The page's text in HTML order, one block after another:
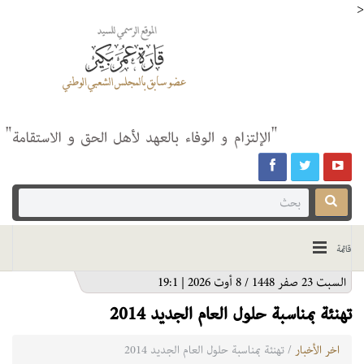
>
قائمة
السبت 23 صفر 1448 / 8 أوت 2026 | 19:1
تهنئة بمناسبة حلول العام الجديد 2014
اخر الأخبار / تهنئة بمناسبة حلول العام الجديد 2014